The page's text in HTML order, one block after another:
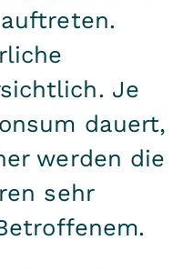
Je
dauert,
werden die
sehr